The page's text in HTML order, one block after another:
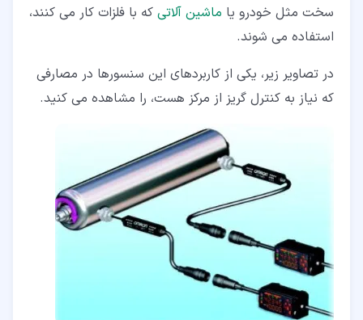
سخت مثل خودرو یا ماشین آلاتی که با فلزات کار می کنند،
استفاده می شوند.
در تصاویر زیر، یکی از کاربردهای این سنسورها در مصارفی
که نیاز به کنترل گریز از مرکز هست، را مشاهده می کنید.